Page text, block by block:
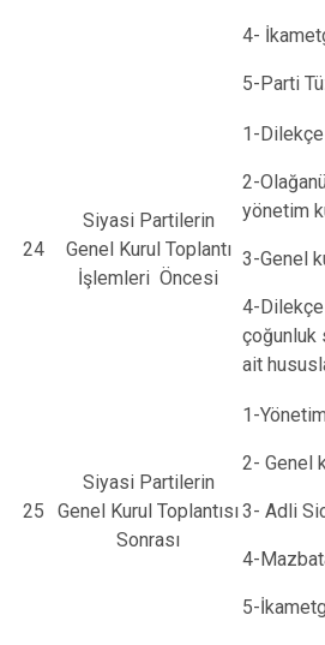
4-
5-Parti
24
Siyasi Partilerin
Genel Kurul Toplantı
İşlemleri Öncesi
1-Dilekçe
2-
yönetim
3-Genel
4-Dilekçe
çoğunluk
ait
25
Siyasi Partilerin
Genel Kurul Toplantısı
Sonrası
1-
2- Genel
3- Adli
4-
5-